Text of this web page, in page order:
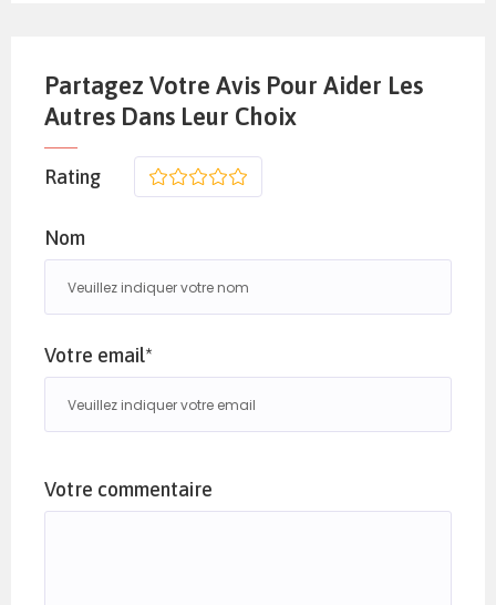
Partagez Votre Avis Pour Aider Les
Autres Dans Leur Choix
Rating 5
4
3
2
Nom
Votre email*
Votre commentaire